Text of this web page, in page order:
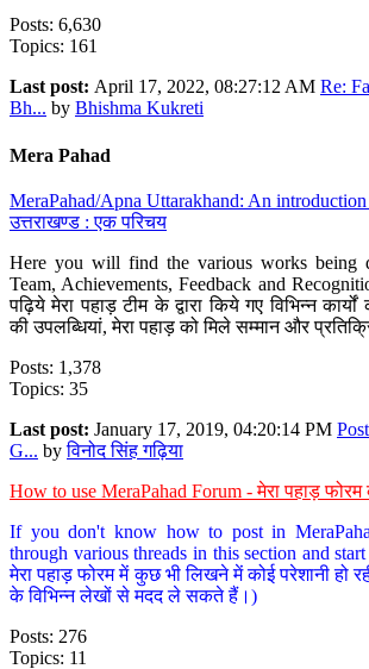
Posts: 6,630
Topics: 161
Last post: April 17, 2022, 08:27:12 AM Re:
Bh... by Bhishma Kukreti
Mera Pahad
MeraPahad/Apna Uttarakhand: An introduction
उत्तराखण्ड : एक परिचय
Here you will find the various works being
Team, Achievements, Feedback and
पढ़िये मेरा पहाड़ टीम के द्वारा किये गए विभिन्न कार्यों
की उपलब्धियां, मेरा पहाड़ को मिले सम्मान और
Posts: 1,378
Topics: 35
Last post: January 17, 2019, 04:20:14 PM
G... byविनोद सिंह गढ़िया
How to use MeraPahad Forum - मेरा पहाड़
If you don't know how to post in
through various threads in this section and
मेरा पहाड़ फोरम में कुछ भी लिखने में कोई परेशानी हो
के विभिन्न लेखों से मदद ले सकते हैं।)
Posts: 276
Topics: 11